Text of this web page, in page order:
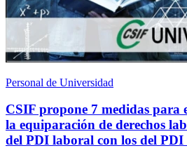
Personal de Universidad
CSIF propone 7 medidas para
la equiparación de derechos
del PDI laboral con los del